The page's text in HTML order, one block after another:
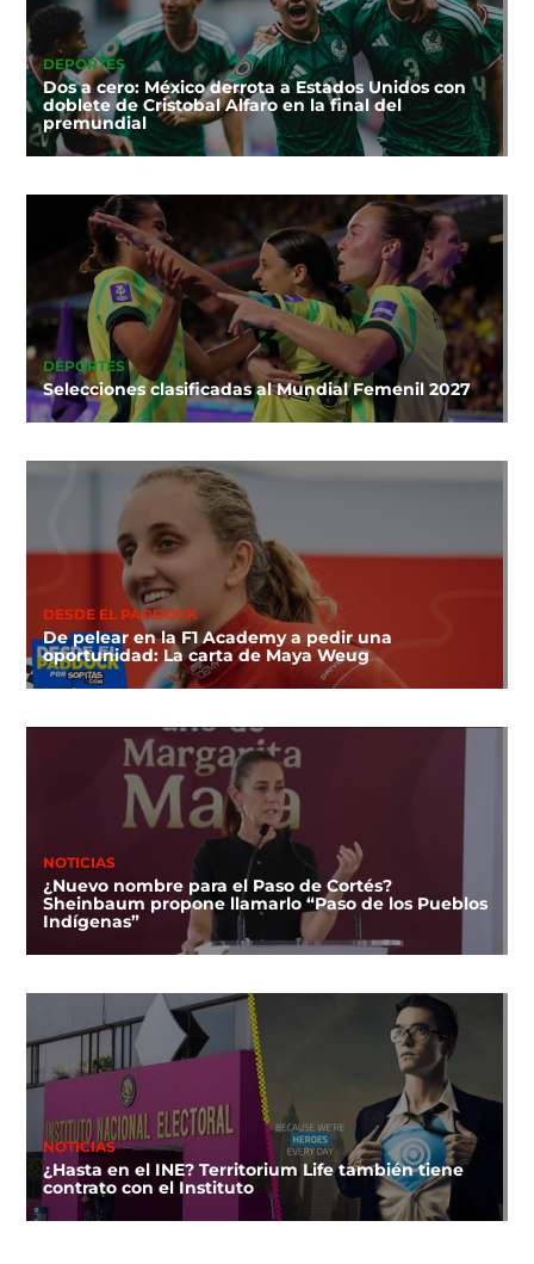
DEPORTES
Dos a cero: México derrota a Estados Unidos con
doblete de Cristobal Alfaro en la final del
premundial
DEPORTES
Selecciones clasificadas al Mundial Femenil 2027
DESDE EL PADDOCK
De pelear en la F1 Academy a pedir una
oportunidad: La carta de Maya Weug
NOTICIAS
¿Nuevo nombre para el Paso de Cortés?
Sheinbaum propone llamarlo “Paso de los Pueblos
Indígenas”
NOTICIAS
¿Hasta en el INE? Territorium Life también tiene
contrato con el Instituto